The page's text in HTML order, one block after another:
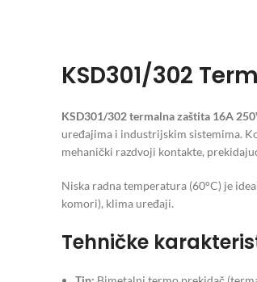
KSD301/302
KSD301/302 termalna zaštita 16A
uređajima i industrijskim sistemima.
mehanički razdvoji kontakte,
Niska radna temperatura (60°C) je
komori), klima uređaji.
Tehničke